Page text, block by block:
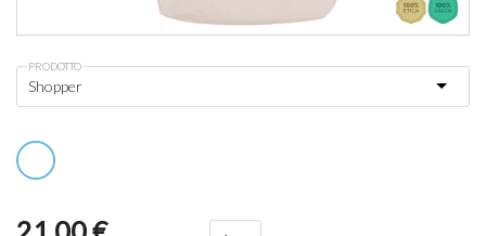
PRODOTTO